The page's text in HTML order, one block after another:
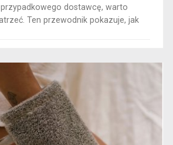
dostawcę, warto
Ten przewodnik pokazuje, jak